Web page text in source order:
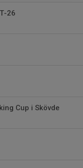
26
Cup i Skövde